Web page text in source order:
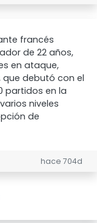
francés
de 22 años,
en ataque,
que debutó con el
partidos en la
niveles
de
hace 704d